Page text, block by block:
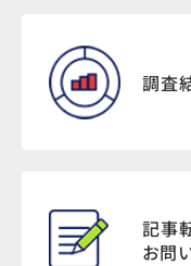
調査
記事
お問